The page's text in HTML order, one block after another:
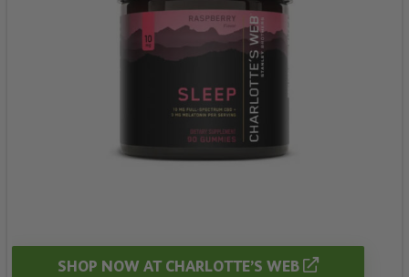
SHOP NOW AT CHARLOTTE’S WEB